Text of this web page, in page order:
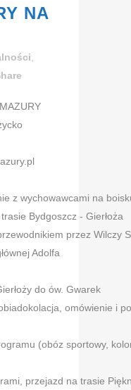
NA
z wychowawcami na
Bydgoszcz - Gierłoża
przez Wilczy
Adolfa
do ów. Gwarek
omówienie i
(obóz sportowy,
przejazd na trasie